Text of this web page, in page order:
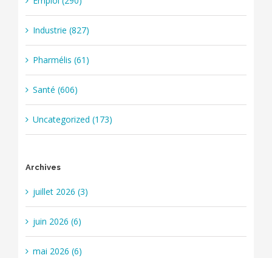
Industrie (827)
Pharmélis (61)
Santé (606)
Uncategorized (173)
Archives
juillet 2026 (3)
juin 2026 (6)
mai 2026 (6)